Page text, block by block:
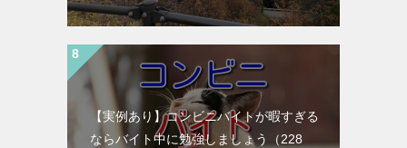
【実例あり】コンビニバイトが暇すぎる
ならバイト中に勉強しましょう
（228